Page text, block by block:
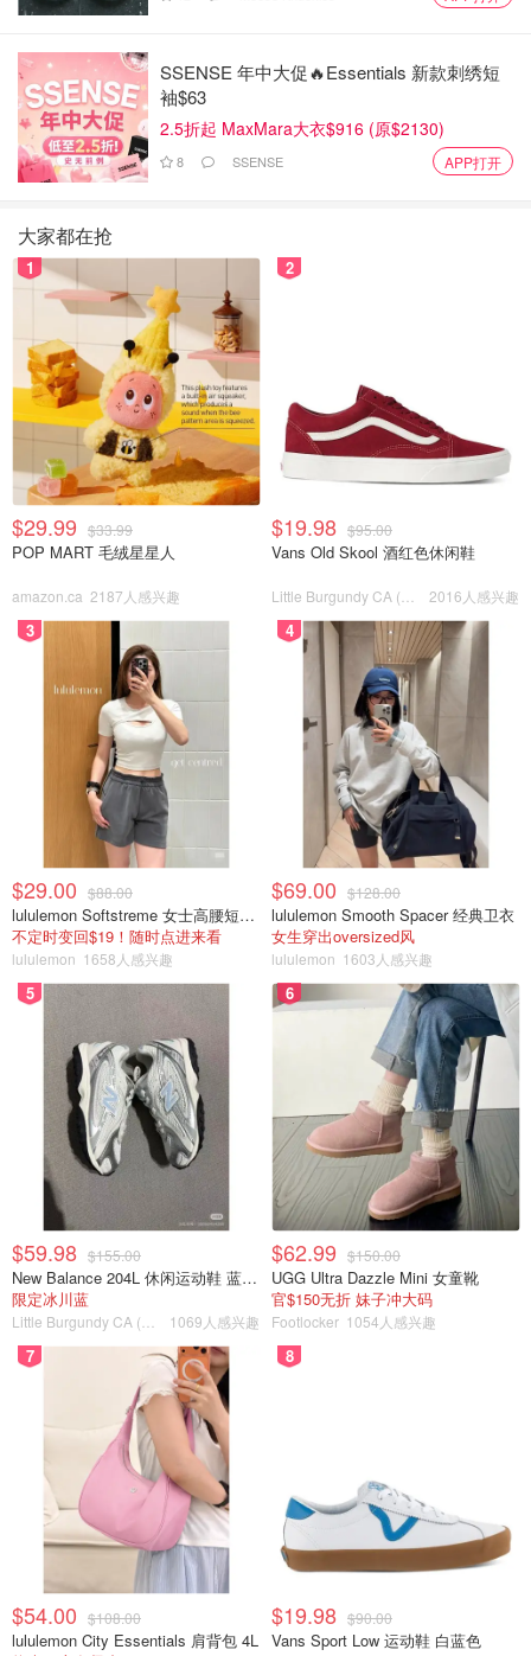
SSENSE 年中大促🔥Essentials 新款刺绣短
袖$63
2.5折起 MaxMara大衣$916 (原$2130)
8 SSENSE APP打开
大家都在抢
1
$29.99 $33.99
POP MART 毛绒星星人
amazon.ca 2187人感兴趣
2
$19.98 $95.00
Vans Old Skool 酒红色休闲鞋
2016人感兴趣
3
$29.00 $88.00
lululemon Softstreme 女士高腰短裤 10cm
不定时变回$19！随时点进来看
lululemon 1658人感兴趣
4
$69.00 $128.00
lululemon Smooth Spacer 经典卫衣
女生穿出oversized风
lululemon 1603人感兴趣
5
$59.98 $155.00
New Balance 204L 休闲运动鞋 蓝银色
限定冰川蓝
1069人感兴趣
6
$62.99 $150.00
UGG Ultra Dazzle Mini 女童靴
官$150无折 妹子冲大码
Footlocker 1054人感兴趣
7
$54.00 $108.00
lululemon City Essentials 肩背包 4L
8
$19.98 $90.00
Vans Sport Low 运动鞋 白蓝色